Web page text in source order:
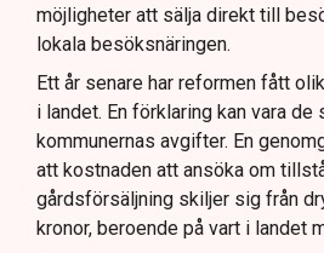
möjligheter att sälja direkt till
lokala besöksnäringen.
Ett år senare har reformen fått
i landet. En förklaring kan vara
kommunernas avgifter. En
att kostnaden att ansöka om
gårdsförsäljning skiljer sig från
kronor, beroende på vart i landet